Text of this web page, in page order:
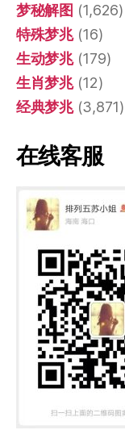
梦秘解图 (1,626)
特殊梦兆(16)
生动梦兆(179)
生肖梦兆(12)
经典梦兆(3,871)
在线客服